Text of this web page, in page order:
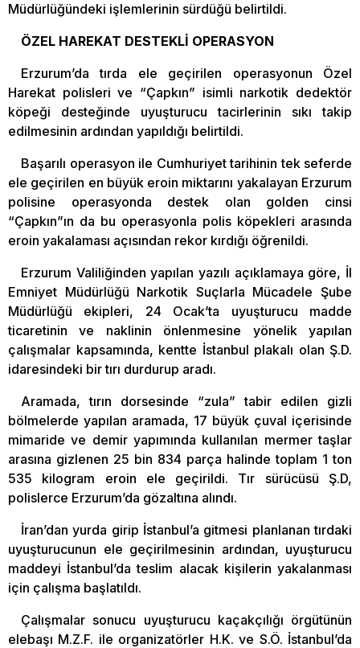
Müdürlüğündeki işlemlerinin sürdüğü belirtildi.
ÖZEL HAREKAT DESTEKLİ OPERASYON
Erzurum’da tırda ele geçirilen operasyonun Özel
Harekat polisleri ve “Çapkın” isimli narkotik dedektör
köpeği desteğinde uyuşturucu tacirlerinin sıkı takip
edilmesinin ardından yapıldığı belirtildi.
Başarılı operasyon ile Cumhuriyet tarihinin tek seferde
ele geçirilen en büyük eroin miktarını yakalayan Erzurum
polisine operasyonda destek olan golden cinsi
“Çapkın”ın da bu operasyonla polis köpekleri arasında
eroin yakalaması açısından rekor kırdığı öğrenildi.
Erzurum Valiliğinden yapılan yazılı açıklamaya göre, İl
Emniyet Müdürlüğü Narkotik Suçlarla Mücadele Şube
Müdürlüğü ekipleri, 24 Ocak’ta uyuşturucu madde
ticaretinin ve naklinin önlenmesine yönelik yapılan
çalışmalar kapsamında, kentte İstanbul plakalı olan Ş.D.
idaresindeki bir tırı durdurup aradı.
Aramada, tırın dorsesinde “zula” tabir edilen gizli
bölmelerde yapılan aramada, 17 büyük çuval içerisinde
mimaride ve demir yapımında kullanılan mermer taşlar
arasına gizlenen 25 bin 834 parça halinde toplam 1 ton
535 kilogram eroin ele geçirildi. Tır sürücüsü Ş.D,
polislerce Erzurum’da gözaltına alındı.
İran’dan yurda girip İstanbul’a gitmesi planlanan tırdaki
uyuşturucunun ele geçirilmesinin ardından, uyuşturucu
maddeyi İstanbul’da teslim alacak kişilerin yakalanması
için çalışma başlatıldı.
Çalışmalar sonucu uyuşturucu kaçakçılığı örgütünün
elebaşı M.Z.F. ile organizatörler H.K. ve S.Ö. İstanbul’da